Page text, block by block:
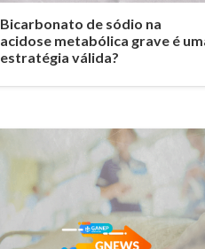
Bicarbonato de sódio na
acidose metabólica grave é
estratégia válida?